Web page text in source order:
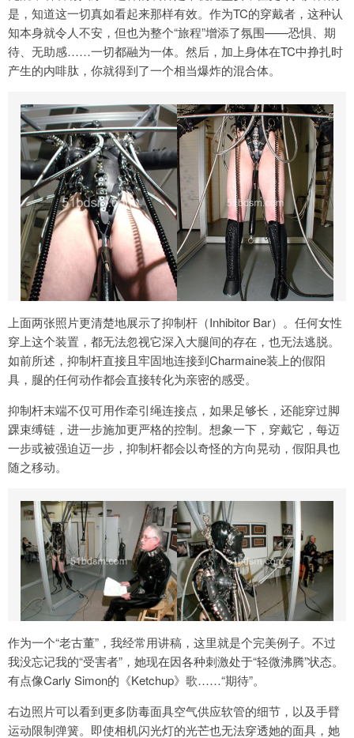
是，知道这一切真如看起来那样有效。作为TC的穿戴者，这种认
知本身就令人不安，但也为整个“旅程”增添了氛围——恐惧、期
待、无助感……一切都融为一体。然后，加上身体在TC中挣扎时
产生的内啡肽，你就得到了一个相当爆炸的混合体。
上面两张照片更清楚地展示了抑制杆（Inhibitor Bar）。任何女性
穿上这个装置，都无法忽视它深入大腿间的存在，也无法逃脱。
如前所述，抑制杆直接且牢固地连接到Charmaine装上的假阳
具，腿的任何动作都会直接转化为亲密的感受。
抑制杆末端不仅可用作牵引绳连接点，如果足够长，还能穿过脚
踝束缚链，进一步施加更严格的控制。想象一下，穿戴它，每迈
一步或被强迫迈一步，抑制杆都会以奇怪的方向晃动，假阳具也
随之移动。
作为一个“老古董”，我经常用讲稿，这里就是个完美例子。不过
我没忘记我的“受害者”，她现在因各种刺激处于“轻微沸腾”状态。
有点像Carly Simon的《Ketchup》歌……“期待”。
右边照片可以看到更多防毒面具空气供应软管的细节，以及手臂
运动限制弹簧。即使相机闪光灯的光芒也无法穿透她的面具，她